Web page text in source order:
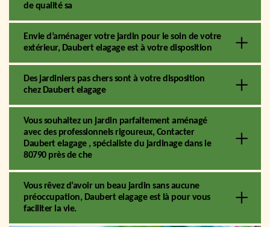
de qualité sa
Envie d’aménager votre jardin pour le soin de votre
extérieur, Daubert elagage est à votre disposition
Des jardiniers pas chers sont à votre disposition
chez Daubert elagage
Vous souhaitez un jardin parfaitement aménagé
avec des professionnels rigoureux, Contacter
Daubert elagage , spécialiste du jardinage dans le
80790 près de che
Vous rêvez d’avoir un beau jardin sans aucune
préoccupation, Daubert elagage est là pour vous
faciliter la vie.